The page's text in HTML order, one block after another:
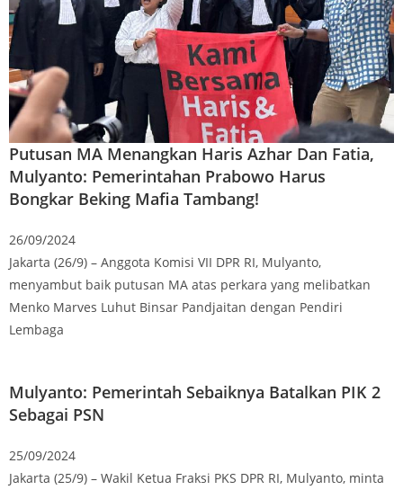
Putusan MA Menangkan Haris Azhar Dan Fatia,
Mulyanto: Pemerintahan Prabowo Harus
Bongkar Beking Mafia Tambang!
26/09/2024
Jakarta (26/9) – Anggota Komisi VII DPR RI, Mulyanto,
menyambut baik putusan MA atas perkara yang melibatkan
Menko Marves Luhut Binsar Pandjaitan dengan Pendiri
Lembaga
Mulyanto: Pemerintah Sebaiknya Batalkan PIK 2
Sebagai PSN
25/09/2024
Jakarta (25/9) – Wakil Ketua Fraksi PKS DPR RI, Mulyanto, minta